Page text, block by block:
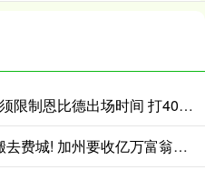
怀远股票 帕森斯: 常规赛必须限制恩比德出场时间 打40场&每场25分钟就行了
广州典丰 詹姆斯离开湖人搬去费城! 加州要收亿万富翁税, 搬走也白搭?